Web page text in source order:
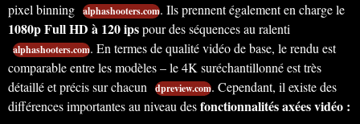
pixel binning alphashooters.com. Ils prennent également en charge le
1080p Full HD à 120 ipspour des séquences au ralenti
alphashooters.com. En termes de qualité vidéo de base, le rendu est
comparable entre les modèles – le 4K suréchantillonné est très
détaillé et précis sur chacun dpreview.com. Cependant, il existe des
différences importantes au niveau desfonctionnalités axées vidéo :